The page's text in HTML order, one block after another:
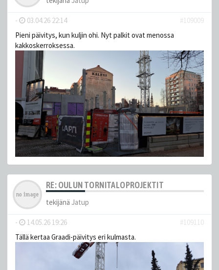
- 03.04.26 22:14
#109009
Pieni päivitys, kun kuljin ohi. Nyt palkit ovat menossa
kakkoskerroksessa.
RE: OULUN TORNITALOPROJEKTIT
tekijänä Jatup
- 14.05.26 19:26
#109110
Tällä kertaa Graadi-päivitys eri kulmasta.